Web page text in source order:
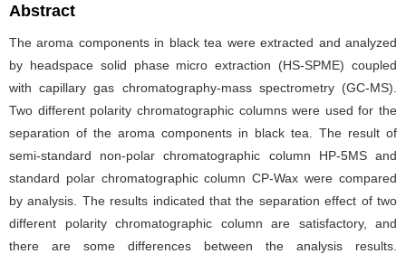
Abstract
The aroma components in black tea were extracted and analyzed
by headspace solid phase micro extraction (HS-SPME) coupled
with capillary gas chromatography-mass spectrometry (GC-MS).
Two different polarity chromatographic columns were used for the
separation of the aroma components in black tea. The result of
semi-standard non-polar chromatographic column HP-5MS and
standard polar chromatographic column CP-Wax were compared
by analysis. The results indicated that the separation effect of two
different polarity chromatographic column are satisfactory, and
there are some differences between the analysis results.